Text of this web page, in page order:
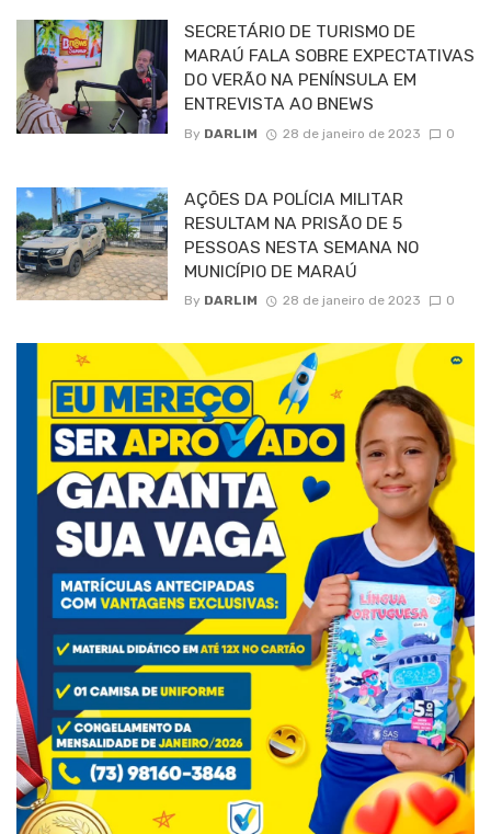
SECRETÁRIO DE TURISMO DE
MARAÚ FALA SOBRE EXPECTATIVAS
DO VERÃO NA PENÍNSULA EM
ENTREVISTA AO BNEWS
By DARLIM 28 de janeiro de 2023 0
AÇÕES DA POLÍCIA MILITAR
RESULTAM NA PRISÃO DE 5
PESSOAS NESTA SEMANA NO
MUNICÍPIO DE MARAÚ
By DARLIM 28 de janeiro de 2023 0